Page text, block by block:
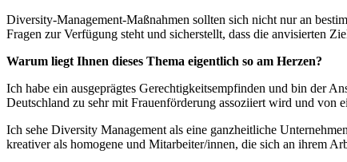
Diversity-Management-Maßnahmen sollten sich nicht nur an
Fragen zur Verfügung steht und sicherstellt, dass die anvisierten
Warum liegt Ihnen dieses Thema eigentlich so am Herzen?
Ich habe ein ausgeprägtes Gerechtigkeitsempfinden und bin der
Deutschland zu sehr mit Frauenförderung assoziiert wird und von
Ich sehe Diversity Management als eine ganzheitliche
kreativer als homogene und Mitarbeiter/innen, die sich an ihrem